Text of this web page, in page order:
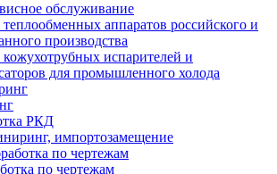
обслуживание
аппаратов российского и
производства
испарителей и
для промышленного холода
РКД
импортозамещение
по чертежам